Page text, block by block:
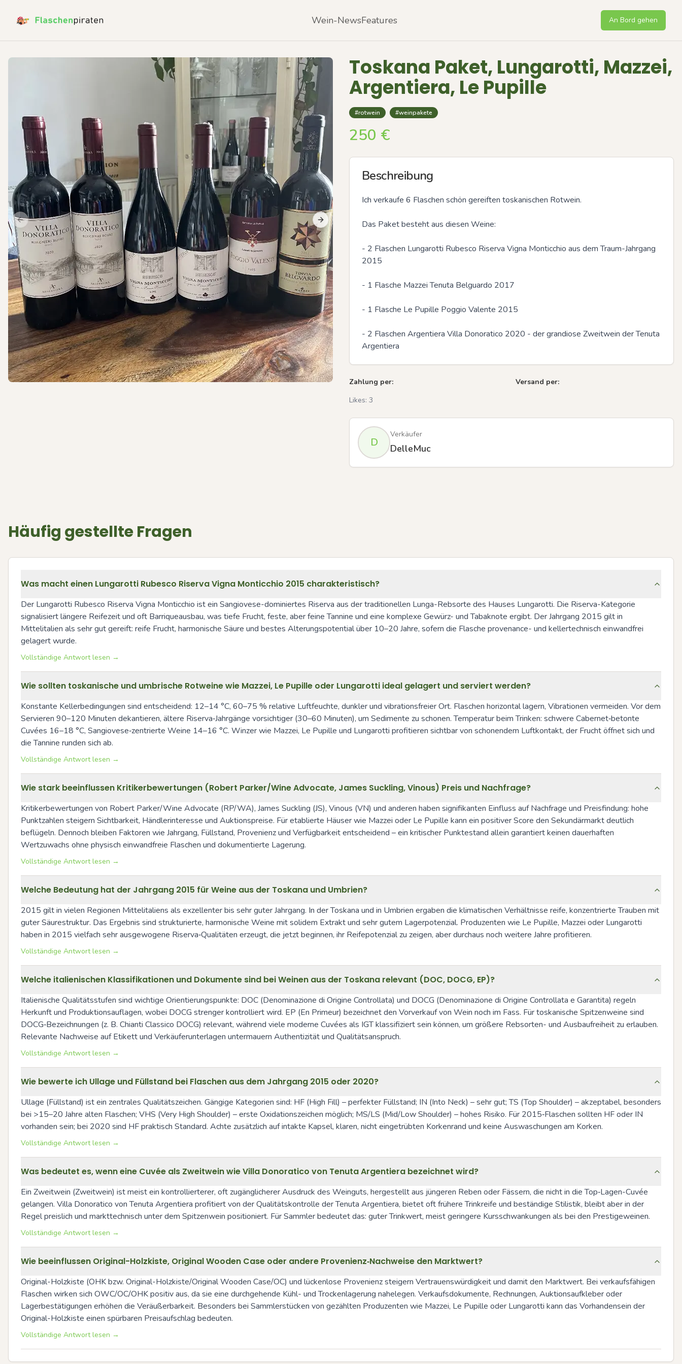
Wein-NewsFeatures An Bord gehen
Previous slide Next slide
Toskana Paket, Lungarotti, Mazzei,
Argentiera, Le Pupille
#rotwein #weinpakete
250 €
Beschreibung
Ich verkaufe 6 Flaschen schön gereiften toskanischen Rotwein.
Das Paket besteht aus diesen Weine:
- 2 Flaschen Lungarotti Rubesco Riserva Vigna Monticchio aus dem Traum-Jahrgang
2015
- 1 Flasche Mazzei Tenuta Belguardo 2017
- 1 Flasche Le Pupille Poggio Valente 2015
- 2 Flaschen Argentiera Villa Donoratico 2020 - der grandiose Zweitwein der Tenuta
Argentiera
Zahlung per:
Versand per:
Likes: 3
D
Verkäufer
DelleMuc
Häufig gestellte Fragen
Was macht einen Lungarotti Rubesco Riserva Vigna Monticchio 2015 charakteristisch?
Der Lungarotti Rubesco Riserva Vigna Monticchio ist ein Sangiovese-dominiertes Riserva aus der traditionellen Lunga-Rebsorte des Hauses Lungarotti. Die Riserva-Kategorie
signalisiert längere Reifezeit und oft Barriqueausbau, was tiefe Frucht, feste, aber feine Tannine und eine komplexe Gewürz- und Tabaknote ergibt. Der Jahrgang 2015 gilt in
Mittelitalien als sehr gut gereift: reife Frucht, harmonische Säure und bestes Alterungspotential über 10–20 Jahre, sofern die Flasche provenance- und kellertechnisch einwandfrei
gelagert wurde.
Vollständige Antwort lesen →
Wie sollten toskanische und umbrische Rotweine wie Mazzei, Le Pupille oder Lungarotti ideal gelagert und serviert werden?
Konstante Kellerbedingungen sind entscheidend: 12–14 °C, 60–75 % relative Luftfeuchte, dunkler und vibrationsfreier Ort. Flaschen horizontal lagern, Vibrationen vermeiden. Vor dem
Servieren 90–120 Minuten dekantieren, ältere Riserva‑Jahrgänge vorsichtiger (30–60 Minuten), um Sedimente zu schonen. Temperatur beim Trinken: schwere Cabernet‑betonte
Cuvées 16–18 °C, Sangiovese‑zentrierte Weine 14–16 °C. Winzer wie Mazzei, Le Pupille und Lungarotti profitieren sichtbar von schonendem Luftkontakt, der Frucht öffnet sich und
die Tannine runden sich ab.
Vollständige Antwort lesen →
Wie stark beeinflussen Kritikerbewertungen (Robert Parker/Wine Advocate, James Suckling, Vinous) Preis und Nachfrage?
Kritikerbewertungen von Robert Parker/Wine Advocate (RP/WA), James Suckling (JS), Vinous (VN) und anderen haben signifikanten Einfluss auf Nachfrage und Preisfindung: hohe
Punktzahlen steigern Sichtbarkeit, Händlerinteresse und Auktionspreise. Für etablierte Häuser wie Mazzei oder Le Pupille kann ein positiver Score den Sekundärmarkt deutlich
beflügeln. Dennoch bleiben Faktoren wie Jahrgang, Füllstand, Provenienz und Verfügbarkeit entscheidend – ein kritischer Punktestand allein garantiert keinen dauerhaften
Wertzuwachs ohne physisch einwandfreie Flaschen und dokumentierte Lagerung.
Vollständige Antwort lesen →
Welche Bedeutung hat der Jahrgang 2015 für Weine aus der Toskana und Umbrien?
2015 gilt in vielen Regionen Mittelitaliens als exzellenter bis sehr guter Jahrgang. In der Toskana und in Umbrien ergaben die klimatischen Verhältnisse reife, konzentrierte Trauben mit
guter Säurestruktur. Das Ergebnis sind strukturierte, harmonische Weine mit solidem Extrakt und sehr gutem Lagerpotenzial. Produzenten wie Le Pupille, Mazzei oder Lungarotti
haben in 2015 vielfach sehr ausgewogene Riserva‑Qualitäten erzeugt, die jetzt beginnen, ihr Reifepotenzial zu zeigen, aber durchaus noch weitere Jahre profitieren.
Vollständige Antwort lesen →
Welche italienischen Klassifikationen und Dokumente sind bei Weinen aus der Toskana relevant (DOC, DOCG, EP)?
Italienische Qualitätsstufen sind wichtige Orientierungspunkte: DOC (Denominazione di Origine Controllata) und DOCG (Denominazione di Origine Controllata e Garantita) regeln
Herkunft und Produktionsauflagen, wobei DOCG strenger kontrolliert wird. EP (En Primeur) bezeichnet den Vorverkauf von Wein noch im Fass. Für toskanische Spitzenweine sind
DOCG‑Bezeichnungen (z. B. Chianti Classico DOCG) relevant, während viele moderne Cuvées als IGT klassifiziert sein können, um größere Rebsorten- und Ausbaufreiheit zu erlauben.
Relevante Nachweise auf Etikett und Verkäuferunterlagen untermauern Authentizität und Qualitätsanspruch.
Vollständige Antwort lesen →
Wie bewerte ich Ullage und Füllstand bei Flaschen aus dem Jahrgang 2015 oder 2020?
Ullage (Füllstand) ist ein zentrales Qualitätszeichen. Gängige Kategorien sind: HF (High Fill) – perfekter Füllstand; IN (Into Neck) – sehr gut; TS (Top Shoulder) – akzeptabel, besonders
bei >15–20 Jahre alten Flaschen; VHS (Very High Shoulder) – erste Oxidationszeichen möglich; MS/LS (Mid/Low Shoulder) – hohes Risiko. Für 2015‑Flaschen sollten HF oder IN
vorhanden sein; bei 2020 sind HF praktisch Standard. Achte zusätzlich auf intakte Kapsel, klaren, nicht eingetrübten Korkenrand und keine Auswaschungen am Korken.
Vollständige Antwort lesen →
Was bedeutet es, wenn eine Cuvée als Zweitwein wie Villa Donoratico von Tenuta Argentiera bezeichnet wird?
Ein Zweitwein (Zweitwein) ist meist ein kontrollierterer, oft zugänglicherer Ausdruck des Weinguts, hergestellt aus jüngeren Reben oder Fässern, die nicht in die Top‑Lagen-Cuvée
gelangen. Villa Donoratico von Tenuta Argentiera profitiert von der Qualitätskontrolle der Tenuta Argentiera, bietet oft frühere Trinkreife und beständige Stilistik, bleibt aber in der
Regel preislich und markttechnisch unter dem Spitzenwein positioniert. Für Sammler bedeutet das: guter Trinkwert, meist geringere Kursschwankungen als bei den Prestigeweinen.
Vollständige Antwort lesen →
Wie beeinflussen Original-Holzkiste, Original Wooden Case oder andere Provenienz‑Nachweise den Marktwert?
Original-Holzkiste (OHK bzw. Original-Holzkiste/Original Wooden Case/OC) und lückenlose Provenienz steigern Vertrauenswürdigkeit und damit den Marktwert. Bei verkaufsfähigen
Flaschen wirken sich OWC/OC/OHK positiv aus, da sie eine durchgehende Kühl- und Trockenlagerung nahelegen. Verkaufsdokumente, Rechnungen, Auktionsaufkleber oder
Lagerbestätigungen erhöhen die Veräußerbarkeit. Besonders bei Sammlerstücken von gezählten Produzenten wie Mazzei, Le Pupille oder Lungarotti kann das Vorhandensein der
Original-Holzkiste einen spürbaren Preisaufschlag bedeuten.
Vollständige Antwort lesen →